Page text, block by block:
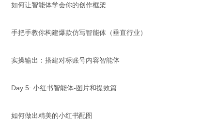
如何让智能体学会你的创作框架
手把手教你构建爆款仿写智能体（垂直行业）
实操输出：搭建对标账号内容智能体
Day 5: 小红书智能体-图片和提效篇
如何做出精美的小红书配图